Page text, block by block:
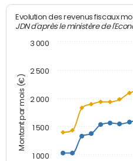
Montant par mois (€)
Evolution des revenus fiscaux
JDN d'après le ministère de
1 000
1 500
2 000
2 500
3 000